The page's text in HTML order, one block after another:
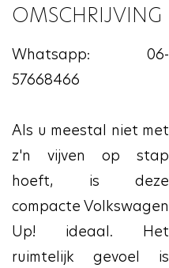
OMSCHRIJVING
Whatsapp: 06-
57668466
Als u meestal niet met
z'n vijven op stap
hoeft, is deze
compacte Volkswagen
Up! ideaal. Het
ruimtelijk gevoel is